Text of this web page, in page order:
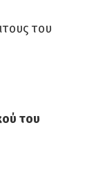
του
του